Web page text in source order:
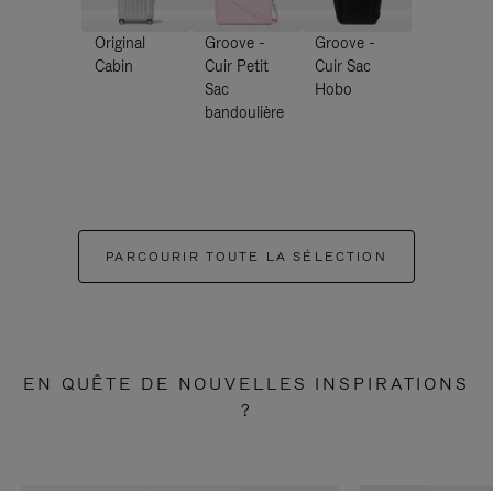
Original
Cabin
Groove -
Cuir Petit
Sac
bandoulière
Groove -
Cuir Sac
Hobo
PARCOURIR TOUTE LA SÉLECTION
EN QUÊTE DE NOUVELLES INSPIRATIONS
?